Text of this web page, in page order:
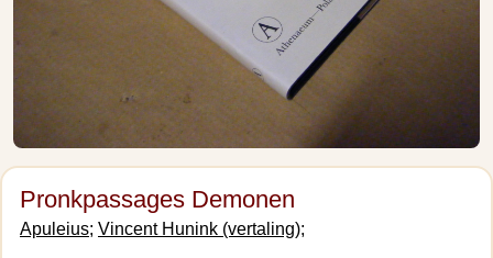
Pronkpassages Demonen
Apuleius; Vincent Hunink (vertaling);